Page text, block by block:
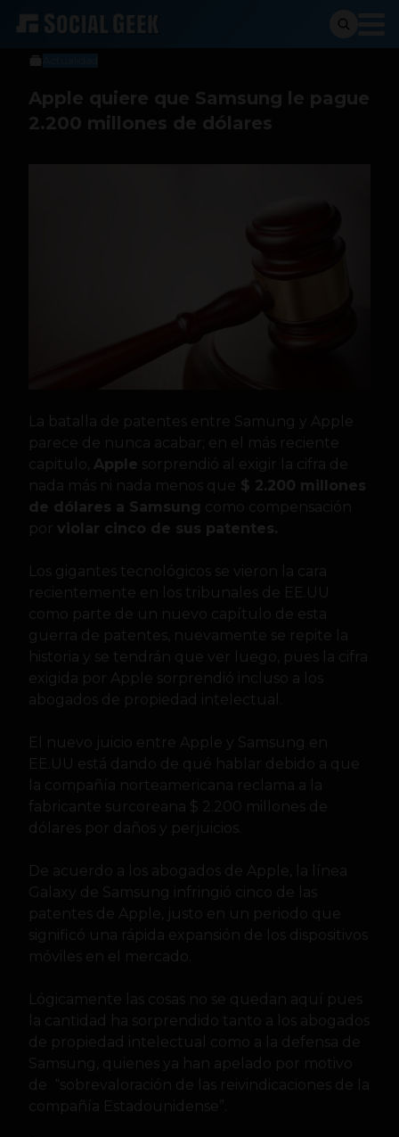
Sergio Ramos
9 de abril de 2014
Apple quiere que Samsung le pague
2.200 millones de dólares
La batalla de patentes entre Samung y Apple
parece de nunca acabar; en el más reciente
capitulo, Apple sorprendió al exigir la cifra de
nada más ni nada menos que $ 2.200 millones
de dólares a Samsung como compensación
por violar cinco de sus patentes.
Los gigantes tecnológicos se vieron la cara
recientemente en los tribunales de EE.UU
como parte de un nuevo capítulo de esta
guerra de patentes, nuevamente se repite la
historia y se tendrán que ver luego, pues la cifra
exigida por Apple sorprendió incluso a los
abogados de propiedad intelectual.
El nuevo juicio entre Apple y Samsung en
EE.UU está dando de qué hablar debido a que
la compañía norteamericana reclama a la
fabricante surcoreana $ 2.200 millones de
dólares por daños y perjuicios.
De acuerdo a los abogados de Apple, la línea
Galaxy de Samsung infringió cinco de las
patentes de Apple, justo en un periodo que
significó una rápida expansión de los dispositivos
móviles en el mercado.
Lógicamente las cosas no se quedan aquí pues
la cantidad ha sorprendido tanto a los abogados
de propiedad intelectual como a la defensa de
Samsung, quienes ya han apelado por motivo
de “sobrevaloración de las reivindicaciones de la
compañía Estadounidense”.